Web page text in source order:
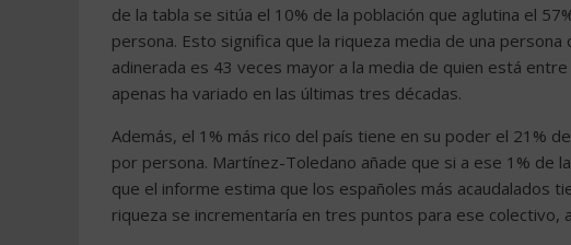
de la tabla se sitúa el 10% de la población que aglutina el
persona. Esto significa que la riqueza media de una
adinerada es 43 veces mayor a la media de quien está
apenas ha variado en las últimas tres décadas.
Además, el 1% más rico del país tiene en su poder el 21%
por persona. Martínez-Toledano añade que si a ese 1% de
que el informe estima que los españoles más acaudalados
riqueza se incrementaría en tres puntos para ese colectivo,